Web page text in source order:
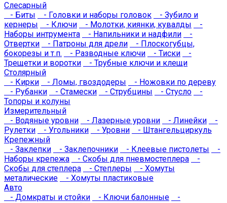
Слесарный
- Биты
- Головки и наборы головок
- Зубило и
кернеры
- Ключи - Молотки, киянки, кувалды
-
Наборы интрумента
- Напильники и надфили
-
Отвертки
- Патроны для дрели
- Плоскогубцы,
бокорезы и т.п.
- Разводные ключи - Тиски
-
Трещетки и воротки
- Трубные ключи и клещи
Столярный
- Кирки
- Ломы, гвоздодеры
- Ножовки по дереву
- Рубанки
- Стамески - Струбцины - Стусло
-
Топоры и колуны
Измерительный
- Водяные уровни
- Лазерные уровни - Линейки
-
Рулетки
- Угольники - Уровни
- Штангельциркуль
Крепежный
- Заклепки
- Заклепочники - Клеевые пистолеты
-
Наборы крепежа
- Скобы для пневмостеплера
-
Скобы для степлера
- Степлеры
- Хомуты
металические
- Хомуты пластиковые
Авто
- Домкраты и стойки
- Ключи балонные
-